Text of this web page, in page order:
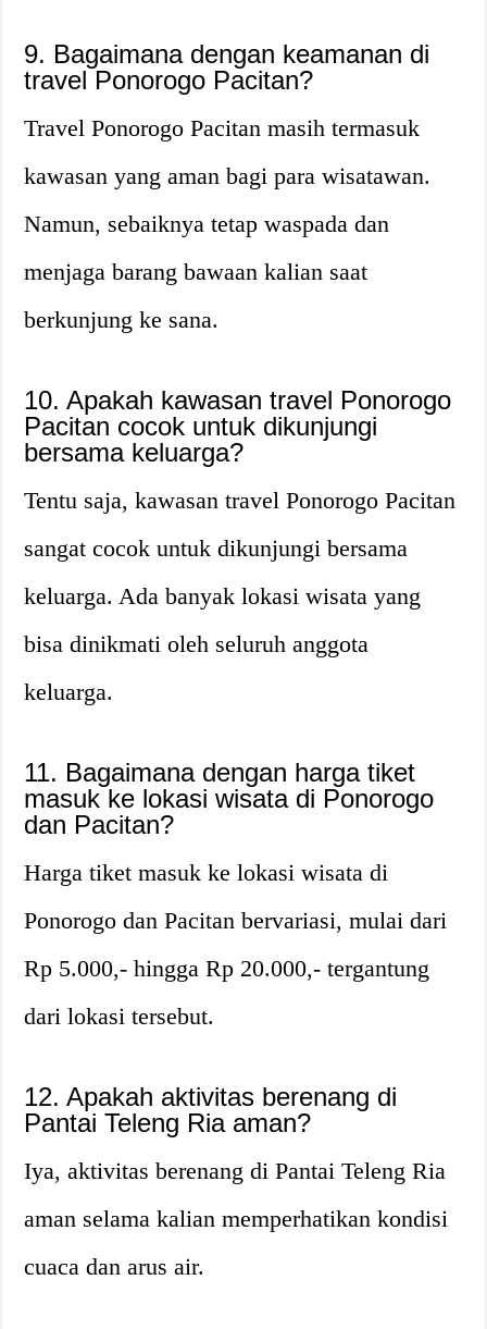
9. Bagaimana dengan keamanan di
travel Ponorogo Pacitan?
Travel Ponorogo Pacitan masih termasuk
kawasan yang aman bagi para wisatawan.
Namun, sebaiknya tetap waspada dan
menjaga barang bawaan kalian saat
berkunjung ke sana.
10. Apakah kawasan travel Ponorogo
Pacitan cocok untuk dikunjungi
bersama keluarga?
Tentu saja, kawasan travel Ponorogo Pacitan
sangat cocok untuk dikunjungi bersama
keluarga. Ada banyak lokasi wisata yang
bisa dinikmati oleh seluruh anggota
keluarga.
11. Bagaimana dengan harga tiket
masuk ke lokasi wisata di Ponorogo
dan Pacitan?
Harga tiket masuk ke lokasi wisata di
Ponorogo dan Pacitan bervariasi, mulai dari
Rp 5.000,- hingga Rp 20.000,- tergantung
dari lokasi tersebut.
12. Apakah aktivitas berenang di
Pantai Teleng Ria aman?
Iya, aktivitas berenang di Pantai Teleng Ria
aman selama kalian memperhatikan kondisi
cuaca dan arus air.